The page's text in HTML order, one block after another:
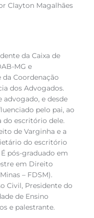
Clayton Magalhães
da Caixa de
MG e
Coordenação
dos Advogados.
advogado, e desde
pelo pai, ao
do escritório dele.
de Varginha e a
do escritório
pós-graduado em
em Direito
– FDSM).
Civil, Presidente do
de Ensino
e palestrante.